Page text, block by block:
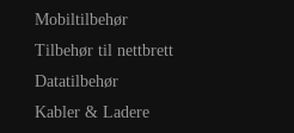
Mobiltilbehør
Tilbehør til nettbrett
Datatilbehør
Kabler & Ladere